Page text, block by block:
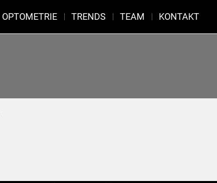
OPTOMETRIE TRENDS TEAM KONTAKT